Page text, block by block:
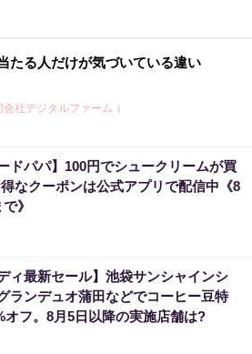
たる人だけが気づいている違い
会社デジタルファーム ）
、運じゃなかった」当たる人は“同じ
てる
会社デジタルファーム ）
たる人だけが気づいている違い
会社デジタルファーム ）
ドパパ】100円でシュークリームが買
なクーポンは公式アプリで配信中《8
》
ィ最新セール】池袋サンシャインシ
ランデュオ蒲田などでコーヒー豆特
オフ。8月5日以降の実施店舗は?